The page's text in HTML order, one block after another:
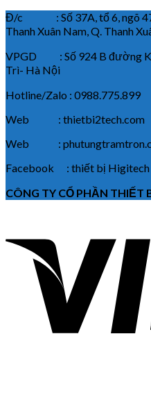
Đ/c : Số 37A, tổ 6, ngõ
Thanh Xuân Nam, Q. Thanh
VPGD : Số 924 B đường
Trì- Hà Nội
Hotline/Zalo : 0988.775.899
Web : thietbi2tech.com
Web :
Facebook : thiết bị Higitech
CÔNG TY CỔ PHẦN THIẾT